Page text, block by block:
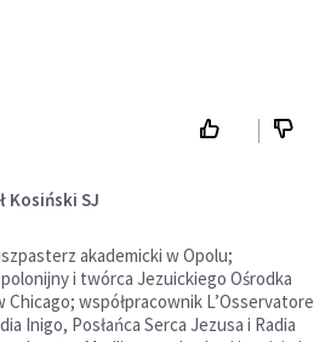
Kosiński SJ
akademicki w Opolu;
i twórca Jezuickiego Ośrodka
Chicago; współpracownik L’Osservatore
Inigo, Posłańca Serca Jezusa i Radia